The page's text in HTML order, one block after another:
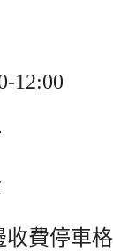
12:00
收費停車格